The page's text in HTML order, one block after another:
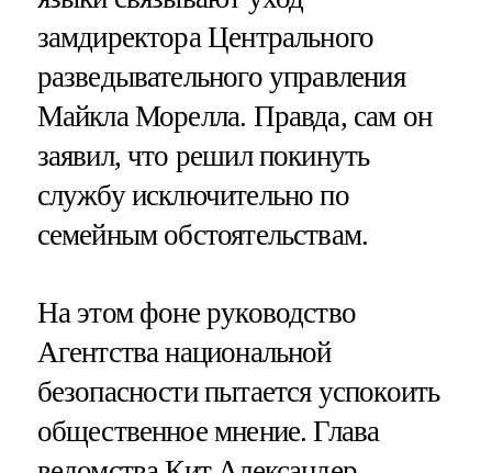
замдиректора Центрального
разведывательного управления
Майкла Морелла. Правда, сам он
заявил, что решил покинуть
службу исключительно по
семейным обстоятельствам.
На этом фоне руководство
Агентства национальной
безопасности пытается успокоить
общественное мнение. Глава